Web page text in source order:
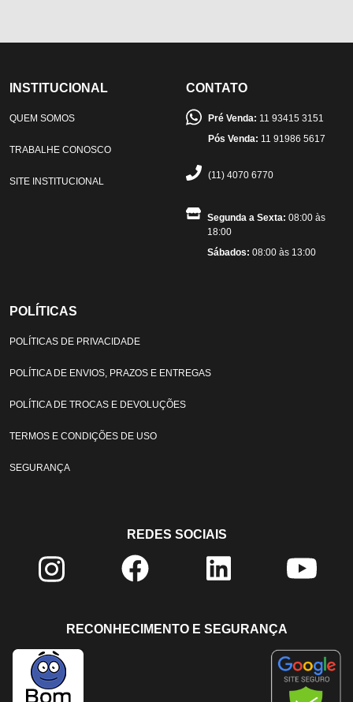
INSTITUCIONAL
QUEM SOMOS
TRABALHE CONOSCO
SITE INSTITUCIONAL
CONTATO
Pré Venda: 11 93415 3151
Pós Venda: 11 91986 5617
(11) 4070 6770
Segunda a Sexta: 08:00 às
18:00
Sábados: 08:00 às 13:00
POLÍTICAS
POLÍTICAS DE PRIVACIDADE
POLÍTICA DE ENVIOS, PRAZOS E ENTREGAS
POLÍTICA DE TROCAS E DEVOLUÇÕES
TERMOS E CONDIÇÕES DE USO
SEGURANÇA
REDES SOCIAIS
RECONHECIMENTO E SEGURANÇA